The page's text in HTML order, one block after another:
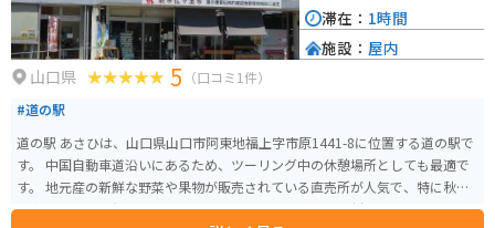
山口県 5 （口コミ1件）
#道の駅
道の駅 あさひは、山口県山口市阿東地福上字市原1441-8に位置する道の駅で
す。 中国自動車道沿いにあるため、ツーリング中の休憩場所としても最適で
す。 地元産の新鮮な野菜や果物が販売されている直売所が人気で、特に秋の
味覚である栗は有名です。 レストランでは、地元産の食材を使った料理を楽
滞在： 1時間
施設： 屋内